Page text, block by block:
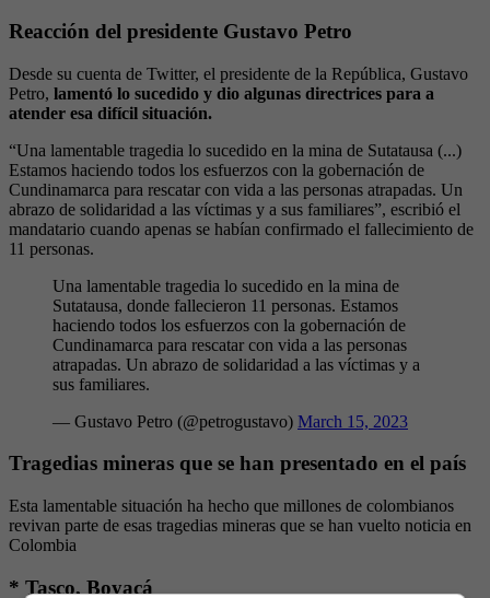
Reacción del presidente Gustavo Petro
Desde su cuenta de Twitter, el presidente de la República, Gustavo
Petro, lamentó lo sucedido y dio algunas directrices para a
atender esa difícil situación.
“Una lamentable tragedia lo sucedido en la mina de Sutatausa (...)
Estamos haciendo todos los esfuerzos con la gobernación de
Cundinamarca para rescatar con vida a las personas atrapadas. Un
abrazo de solidaridad a las víctimas y a sus familiares”, escribió el
mandatario cuando apenas se habían confirmado el fallecimiento de
11 personas.
Una lamentable tragedia lo sucedido en la mina de
Sutatausa, donde fallecieron 11 personas. Estamos
haciendo todos los esfuerzos con la gobernación de
Cundinamarca para rescatar con vida a las personas
atrapadas. Un abrazo de solidaridad a las víctimas y a
sus familiares.
— Gustavo Petro (@petrogustavo) March 15, 2023
Tragedias mineras que se han presentado en el país
Esta lamentable situación ha hecho que millones de colombianos
revivan parte de esas tragedias mineras que se han vuelto noticia en
Colombia
* Tasco, Boyacá